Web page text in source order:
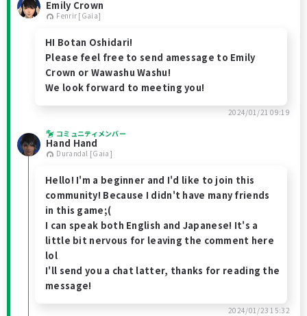
Emily Crown
Fenrir [Gaia]
HI Botan Oshidari!
Please feel free to send amessage to Emily
Crown or Wawashu Washu!
We look forward to meeting you!
2024/01/21 09:19
コミュニティメンバー
Hand Hand
Durandal [Gaia]
Hello! I'm a beginner and I'd like to join this
community! Because I didn't have many friends
in this game;(
I can speak both English and Japanese! It's a
little bit nervous for leaving the comment here
lol
I'll send you a chat latter, thanks for reading the
message!
2024/01/23 15:32